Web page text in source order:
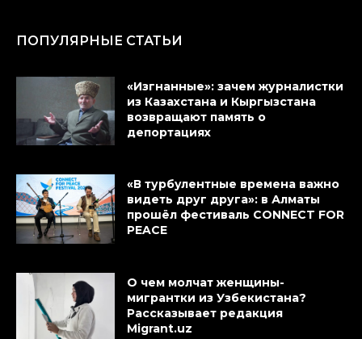
ПОПУЛЯРНЫЕ СТАТЬИ
«Изгнанные»: зачем журналистки
из Казахстана и Кыргызстана
возвращают память о
депортациях
«В турбулентные времена важно
видеть друг друга»: в Алматы
прошёл фестиваль CONNECT FOR
PEACE
О чем молчат женщины-
мигрантки из Узбекистана?
Рассказывает редакция
Migrant.uz